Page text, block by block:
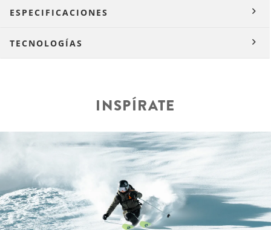
ESPECIFICACIONES
TECNOLOGÍAS
INSPÍRATE